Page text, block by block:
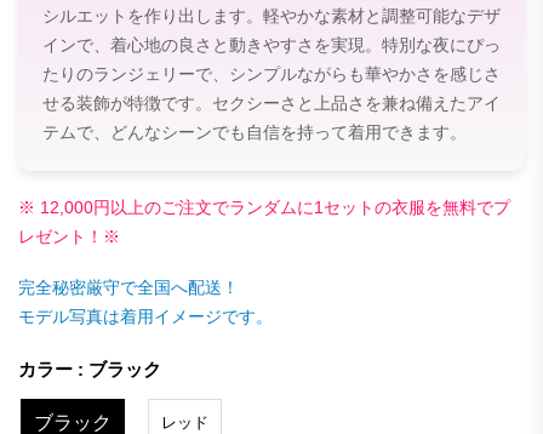
シルエットを作り出します。軽やかな素材と調整可能なデザ
インで、着心地の良さと動きやすさを実現。特別な夜にぴっ
たりのランジェリーで、シンプルながらも華やかさを感じさ
せる装飾が特徴です。セクシーさと上品さを兼ね備えたアイ
テムで、どんなシーンでも自信を持って着用できます。
※ 12,000円以上のご注文でランダムに1セットの衣服を無料でプ
レゼント！※
完全秘密厳守で全国へ配送！
モデル写真は着用イメージです。
カラー : ブラック
ブラック レッド